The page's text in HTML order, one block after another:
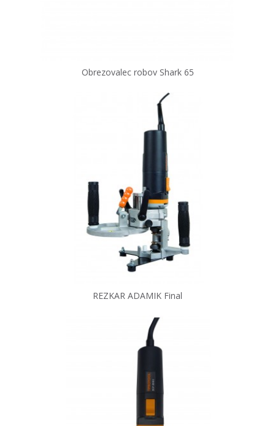
Obrezovalec robov Shark 65
REZKAR ADAMIK Final